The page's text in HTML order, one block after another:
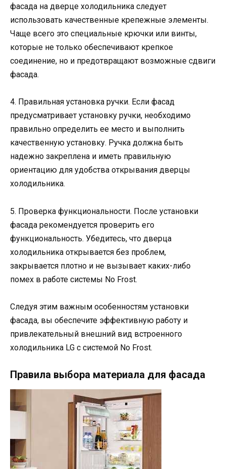
фасада на дверце холодильника следует
использовать качественные крепежные элементы.
Чаще всего это специальные крючки или винты,
которые не только обеспечивают крепкое
соединение, но и предотвращают возможные сдвиги
фасада.
4. Правильная установка ручки. Если фасад
предусматривает установку ручки, необходимо
правильно определить ее место и выполнить
качественную установку. Ручка должна быть
надежно закреплена и иметь правильную
ориентацию для удобства открывания дверцы
холодильника.
5. Проверка функциональности. После установки
фасада рекомендуется проверить его
функциональность. Убедитесь, что дверца
холодильника открывается без проблем,
закрывается плотно и не вызывает каких-либо
помех в работе системы No Frost.
Следуя этим важным особенностям установки
фасада, вы обеспечите эффективную работу и
привлекательный внешний вид встроенного
холодильника LG с системой No Frost.
Правила выбора материала для фасада